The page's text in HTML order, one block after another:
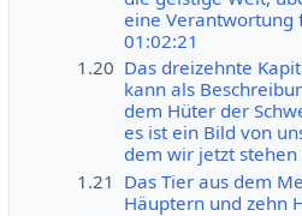
eine Verantwortung
01:02:21
1.20 Das dreizehnte
kann als
dem Hüter der
es ist ein Bild von
dem wir jetzt stehen
1.21 Das Tier aus dem
Häuptern und zehn